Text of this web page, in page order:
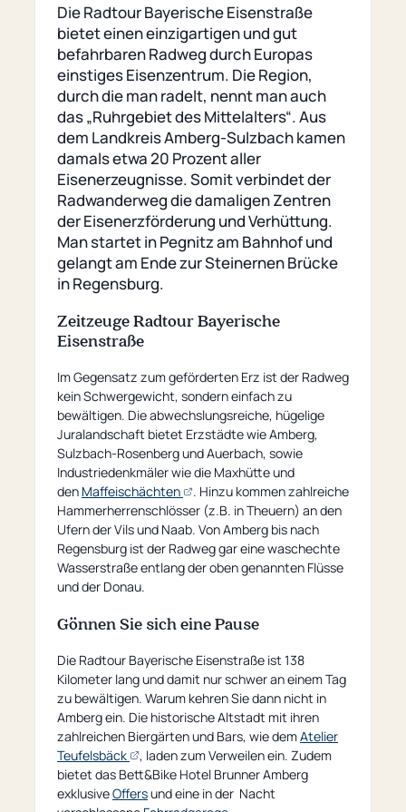
Die Radtour Bayerische Eisenstraße
bietet einen einzigartigen und gut
befahrbaren Radweg durch Europas
einstiges Eisenzentrum. Die Region,
durch die man radelt, nennt man auch
das „Ruhrgebiet des Mittelalters“. Aus
dem Landkreis Amberg-Sulzbach kamen
damals etwa 20 Prozent aller
Eisenerzeugnisse. Somit verbindet der
Radwanderweg die damaligen Zentren
der Eisenerzförderung und Verhüttung.
Man startet in Pegnitz am Bahnhof und
gelangt am Ende zur Steinernen Brücke
in Regensburg.
Zeitzeuge Radtour Bayerische
Eisenstraße
Im Gegensatz zum geförderten Erz ist der Radweg
kein Schwergewicht, sondern einfach zu
bewältigen. Die abwechslungsreiche, hügelige
Juralandschaft bietet Erzstädte wie Amberg,
Sulzbach-Rosenberg und Auerbach, sowie
Industriedenkmäler wie die Maxhütte und
den Maffeischächten
(opens
an
external
page)
. Hinzu kommen zahlreiche
Hammerherrenschlösser (z.B. in Theuern) an den
Ufern der Vils und Naab. Von Amberg bis nach
Regensburg ist der Radweg gar eine waschechte
Wasserstraße entlang der oben genannten Flüsse
und der Donau.
Gönnen Sie sich eine Pause
Die Radtour Bayerische Eisenstraße ist 138
Kilometer lang und damit nur schwer an einem Tag
zu bewältigen. Warum kehren Sie dann nicht in
Amberg ein. Die historische Altstadt mit ihren
zahlreichen Biergärten und Bars, wie demAtelier
Teufelsbäck
(opens
an
external
, laden zum Verweilen ein. Zudem
bietet das Bett&Bike Hotel Brunner Amberg
exklusiveOffersund eine in der Nacht